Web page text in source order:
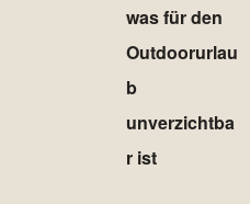
was für den
Outdoorurlau
b
unverzichtba
r ist